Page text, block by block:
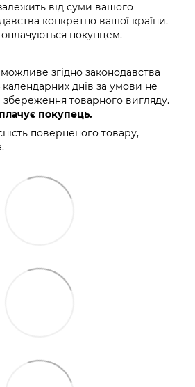
залежить від суми вашого
конкретно вашої країни.
покупцем.
згідно законодавства
днів за умови не
збереження товарного вигляду.
покупець.
поверненого товару,